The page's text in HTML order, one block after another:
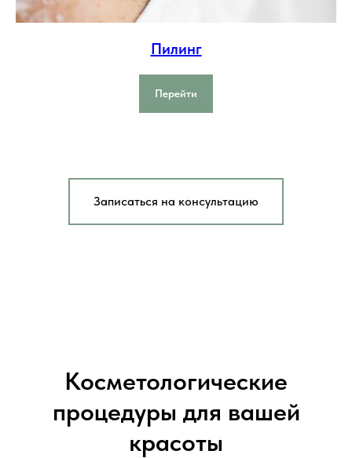
Пилинг
Перейти
Записаться на консультацию
Косметологические
процедуры для вашей
красоты